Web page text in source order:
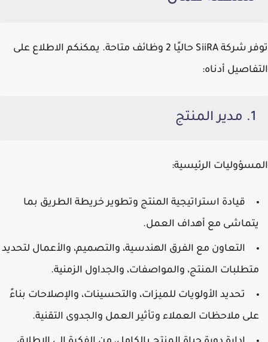
توفرشركة SiiRA
حاليًا 2 وظائف متاحة. يمكنكم الاطلاع على
التفاصيل أدناه:
1. مدير المنتج
المسؤوليات الرئيسية:
قيادة استراتيجية المنتج وتطوير خريطة الطريق بما
يتماشى مع أهداف العمل.
التعاون مع الفرق الهندسية، والتصميم، والأعمال لتحديد
متطلبات المنتج، والمواصفات، والجداول الزمنية.
تحديد الأولويات للميزات، والتحسينات، والإصلاحات بناءً
على ملاحظات العملاء وتأثير العمل والجدوى التقنية.